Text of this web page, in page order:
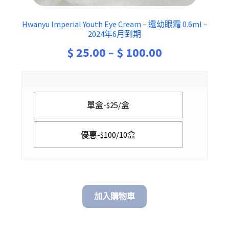
Hwanyu Imperial Youth Eye Cream – 還幼眼霜 0.6ml –
2024年6月到期
$ 25.00 – $ 100.00
$ 25.00
單盒-$25/盒
優惠-$100/10盒
加入購物車